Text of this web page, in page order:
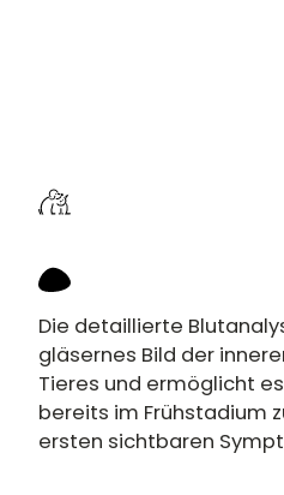
Die detaillierte
gläsernes Bild der
Tieres und ermöglicht es
bereits im Frühstadium
ersten sichtbaren